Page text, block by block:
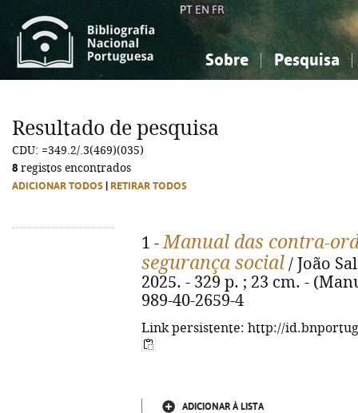
PT EN FR
Sobre Pesquisa
Ciências sociais...
Ciências sociais...
Resultado de pesquisa
CDU: =349.2/.3(469)(035)
8 registos encontrados
ADICIONAR TODOS RETIRAR TODOS
1 -Manual das contra-
segurança social / João
2025. - 329 p. ; 23 cm. -
989-40-2659-4
Link persistente: http://
ADICIONAR À LISTA